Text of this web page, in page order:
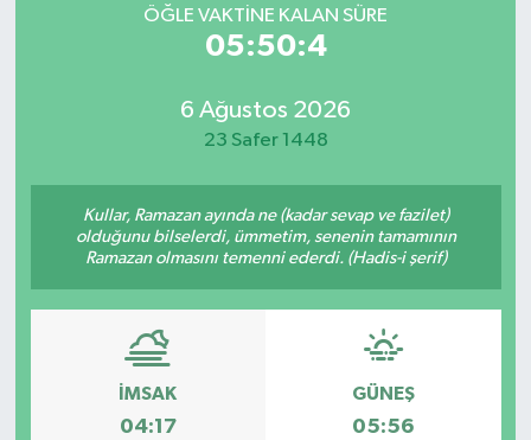
ÖĞLE VAKTINE KALAN SÜRE
05:50:4
6 Ağustos 2026
23 Safer 1448
Kullar, Ramazan ayında ne (kadar sevap ve fazilet)
olduğunu bilselerdi, ümmetim, senenin tamamının
Ramazan olmasını temenni ederdi. (Hadis-i şerif)
İMSAK
04:17
GÜNEŞ
05:56